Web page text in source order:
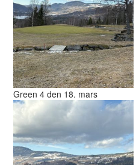
Green 4 den 18. mars